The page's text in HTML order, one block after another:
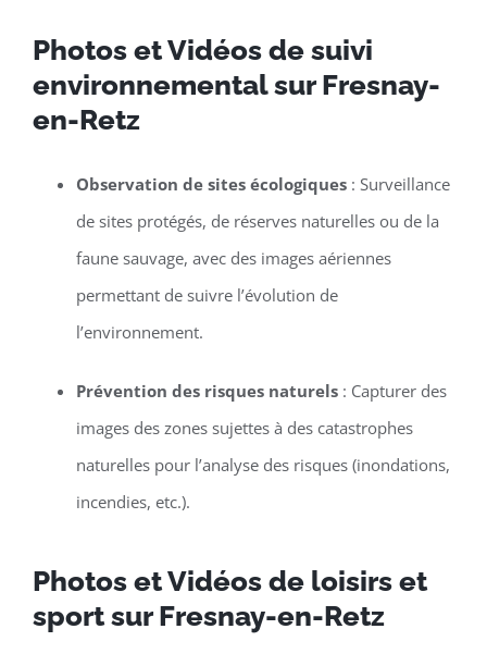
Photos et Vidéos de suivi
environnemental sur Fresnay-
en-Retz
Observation de sites écologiques: Surveillance
de sites protégés, de réserves naturelles ou de la
faune sauvage, avec des images aériennes
permettant de suivre l’évolution de
l’environnement.
Prévention des risques naturels: Capturer des
images des zones sujettes à des catastrophes
naturelles pour l’analyse des risques (inondations,
incendies, etc.).
Photos et Vidéos de loisirs et
sport sur Fresnay-en-Retz